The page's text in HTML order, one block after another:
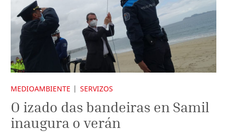
MEDIOAMBIENTE SERVIZOS
O izado das bandeiras en Samil
inaugura o verán